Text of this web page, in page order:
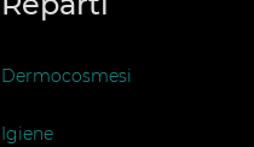
Dermocosmesi
Igiene